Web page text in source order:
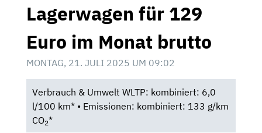
Lagerwagen für 129
Euro im Monat brutto
MONTAG, 21. JULI 2025 UM 09:02
Verbrauch & Umwelt WLTP: kombiniert: 6,0
l/100 km* • Emissionen: kombiniert: 133 g/km
CO2*